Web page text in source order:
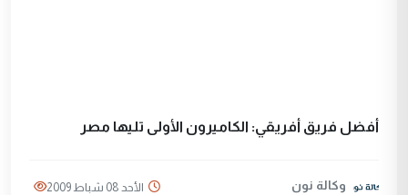
أفضل فريق أفريقي: الكاميرون الأولى تليها مصر
وكالة نون الأحد 08 شباط 2009